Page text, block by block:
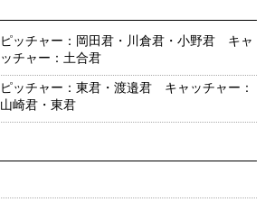
ピッチャー：岡田君・川倉君・小野君 キャ
ッチャー：土合君
ピッチャー：東君・渡邉君 キャッチャー：
山崎君・東君